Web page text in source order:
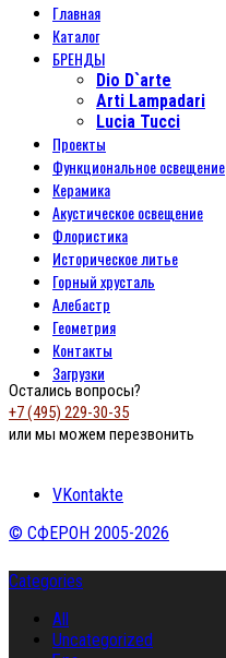
Главная
Каталог
БРЕНДЫ
Dio D`arte
Arti Lampadari
Lucia Tucci
Проекты
Функциональное освещение
Керамика
Акустическое освещение
Флористика
Историческое литье
Горный хрусталь
Алебастр
Геометрия
Контакты
Загрузки
Остались вопросы?
+7 (495) 229-30-35
или мы можем перезвонить
VKontakte
© СФЕРОН 2005-2026
Categories
All
Uncategorized